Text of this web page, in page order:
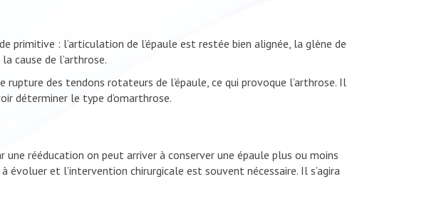
primitive : l’articulation de l’épaule est restée bien alignée, la glène de
cause de l’arthrose.
rupture des tendons rotateurs de l’épaule, ce qui provoque l’arthrose. Il
déterminer le type d’omarthrose.
rééducation on peut arriver à conserver une épaule plus ou moins
et l’intervention chirurgicale est souvent nécessaire. Il s’agira